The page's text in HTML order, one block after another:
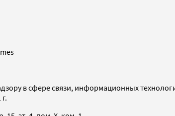
в сфере связи, информационных